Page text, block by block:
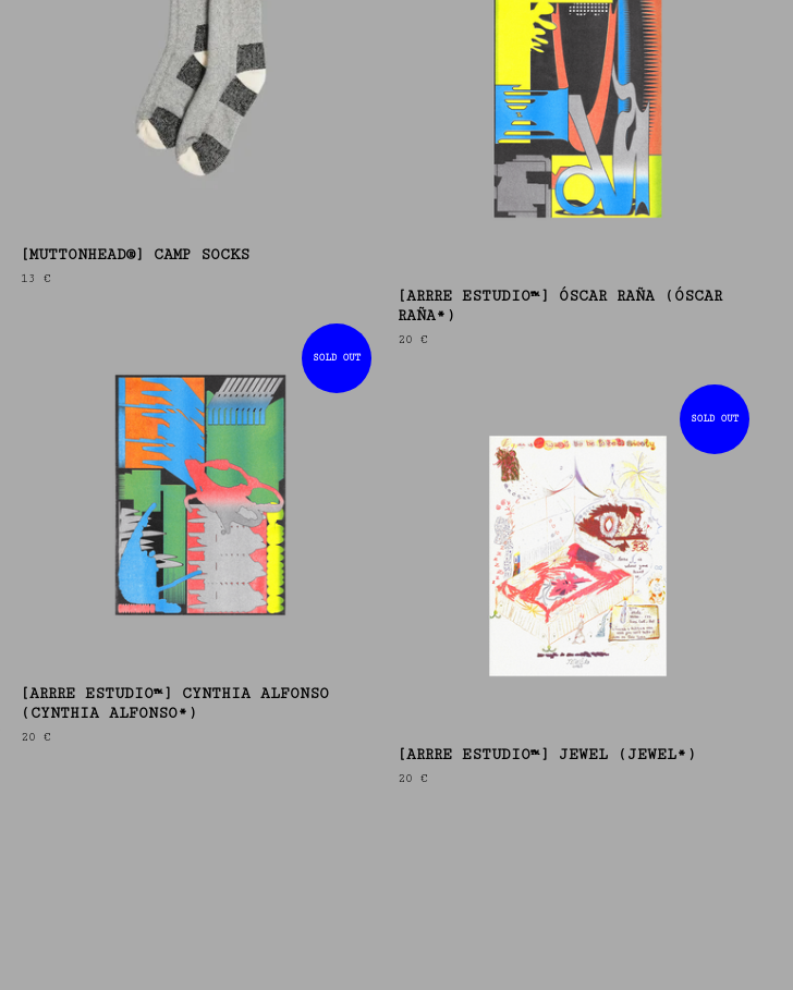
[MUTTONHEAD®] CAMP SOCKS
13 €
[ARRRE ESTUDIO™] ÓSCAR RAÑA (ÓSCAR
RAÑA*)
20€
SOLD OUT
[ARRRE ESTUDIO™] CYNTHIA ALFONSO
(CYNTHIA ALFONSO*)
20 €
SOLD OUT
[ARRRE ESTUDIO™] JEWEL (JEWEL*)
20€